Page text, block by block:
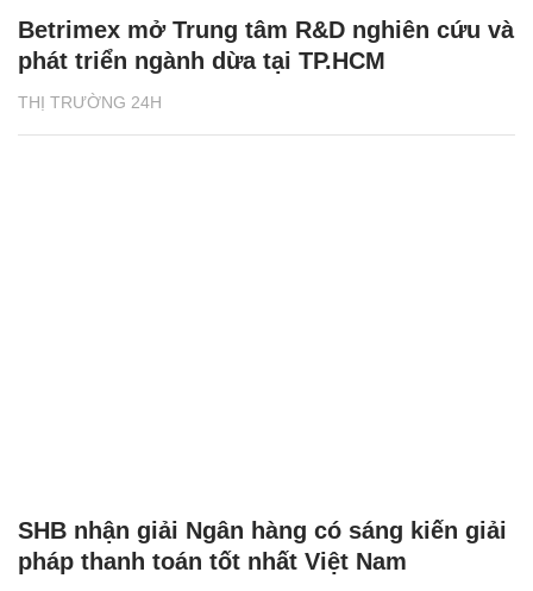
THỊ TRƯỜNG 24H
Betrimex mở Trung tâm R&D nghiên cứu và
phát triển ngành dừa tại TP.HCM
SHB nhận giải Ngân hàng có sáng kiến giải
pháp thanh toán tốt nhất Việt Nam